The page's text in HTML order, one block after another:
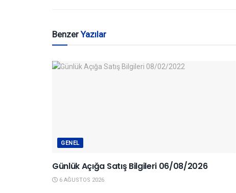
BenzerYazılar
GENEL
Günlük Açığa Satış Bilgileri 06/08/2026
6 AĞUSTOS 2026